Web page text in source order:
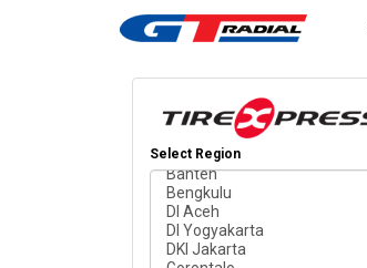
Select Region